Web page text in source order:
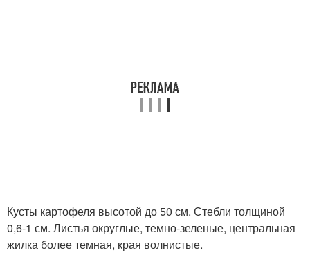
Кусты картофеля высотой до 50 см. Стебли толщиной
0,6-1 см. Листья округлые, темно-зеленые, центральная
жилка более темная, края волнистые.